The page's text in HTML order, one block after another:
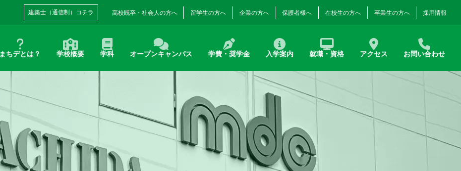
まちデとは？ 学校概要 学科 オープンキャンパス 学費・奨学金 入学案内 就職・資格 アクセス お問い合わせ
高校既卒・ 社会人の方へ 留学生の方へ 企業の方へ 保護者様へ 在校生の方へ 卒業生の方へ 採用情報
建築士（通信制）コチラ